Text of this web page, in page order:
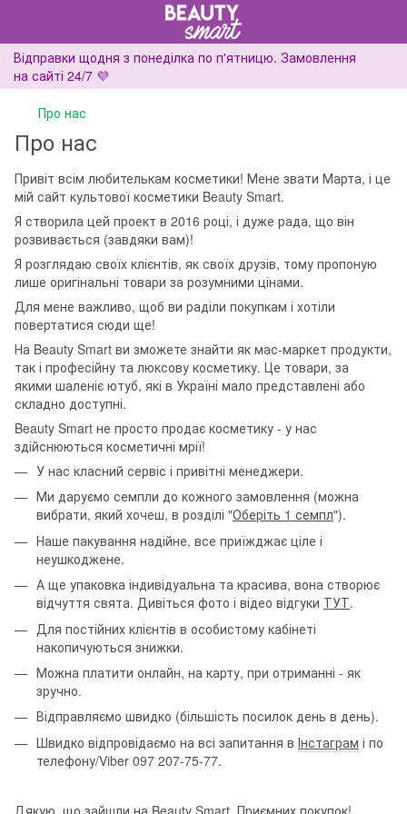
Відправки щодня з понеділка по п'ятницю. Замовлення
на сайті 24/7 💜
Про нас
Про нас
Привіт всім любителькам косметики! Мене звати Марта, і це
мій сайт культової косметики Beauty Smart.
Я створила цей проект в 2016 році, і дуже рада, що він
розвивається (завдяки вам)!
Я розглядаю своїх клієнтів, як своїх друзів, тому пропоную
лише оригінальні товари за розумними цінами.
Для мене важливо, щоб ви раділи покупкам і хотіли
повертатися сюди ще!
На Beauty Smart ви зможете знайти як мас-маркет продукти,
так і професійну та люксову косметику. Це товари, за
якими шаленіє ютуб, які в Україні мало представлені або
складно доступні.
Beauty Smart не просто продає косметику - у нас
здійснюються косметичні мрії!
У нас класний сервіс і привітні менеджери.
Ми даруємо семпли до кожного замовлення (можна
вибрати, який хочеш, в розділі "Оберіть 1 семпл").
Наше пакування надійне, все приїжджає ціле і
неушкоджене.
А ще упаковка індивідуальна та красива, вона створює
відчуття свята. Дивіться фото і відео відгуки ТУТ.
Для постійних клієнтів в особистому кабінеті
накопичуються знижки.
Можна платити онлайн, на карту, при отриманні - як
зручно.
Відправляємо швидко (більшість посилок день в день).
Швидко відпровідаємо на всі запитання в Інстаграм і по
телефону/Viber 097 207-75-77.